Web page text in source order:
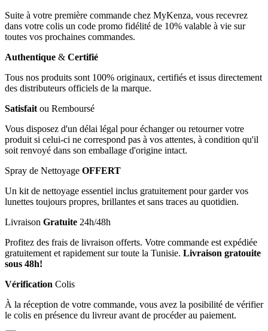
Suite à votre première commande chez MyKenza, vous recevrez
dans votre colis un code promo fidélité de 10% valable à vie sur
toutes vos prochaines commandes.
Authentique & Certifié
Tous nos produits sont 100% originaux, certifiés et issus directement
des distributeurs officiels de la marque.
Satisfait ou Remboursé
Vous disposez d'un délai légal pour échanger ou retourner votre
produit si celui-ci ne correspond pas à vos attentes, à condition qu'il
soit renvoyé dans son emballage d'origine intact.
Spray de Nettoyage OFFERT
Un kit de nettoyage essentiel inclus gratuitement pour garder vos
lunettes toujours propres, brillantes et sans traces au quotidien.
Livraison Gratuite 24h/48h
Profitez des frais de livraison offerts. Votre commande est expédiée
gratuitement et rapidement sur toute la Tunisie. Livraison gratouite
sous 48h!
Vérification Colis
À la réception de votre commande, vous avez la posibilité de vérifier
le colis en présence du livreur avant de procéder au paiement.